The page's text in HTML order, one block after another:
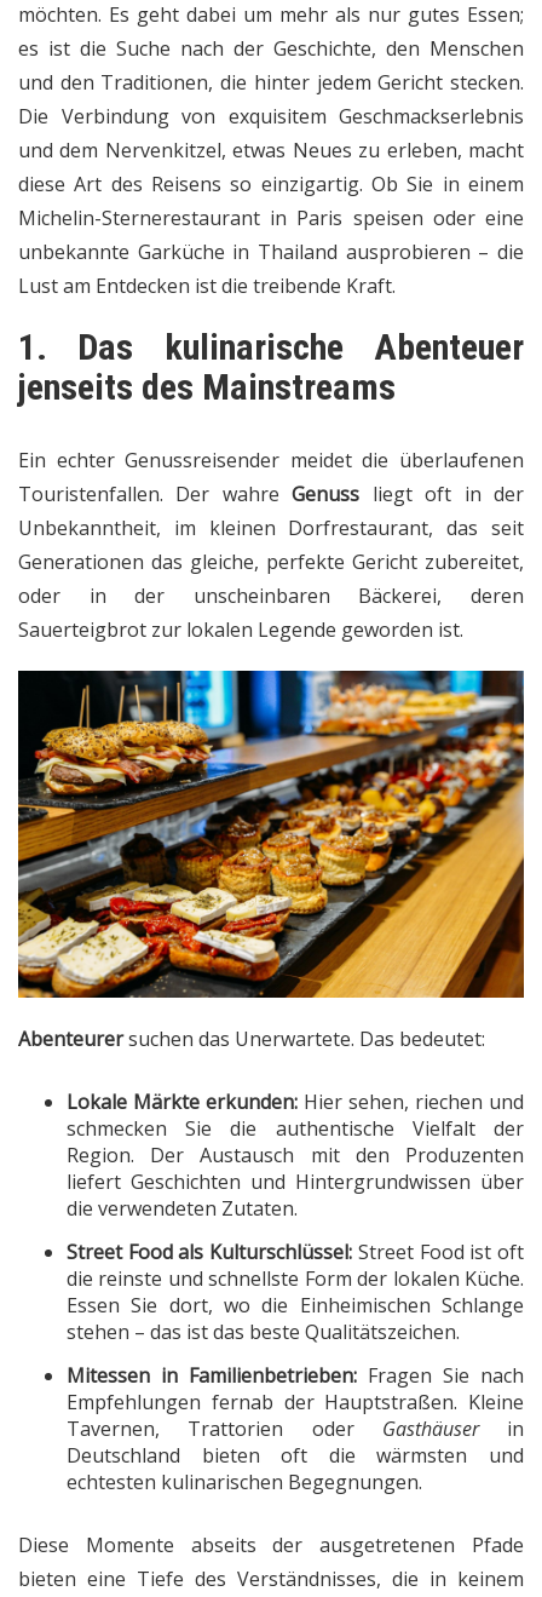
möchten. Es geht dabei um mehr als nur gutes Essen;
es ist die Suche nach der Geschichte, den Menschen
und den Traditionen, die hinter jedem Gericht stecken.
Die Verbindung von exquisitem Geschmackserlebnis
und dem Nervenkitzel, etwas Neues zu erleben, macht
diese Art des Reisens so einzigartig. Ob Sie in einem
Michelin-Sternerestaurant in Paris speisen oder eine
unbekannte Garküche in Thailand ausprobieren – die
Lust am Entdecken ist die treibende Kraft.
1. Das kulinarische Abenteuer
jenseits des Mainstreams
Ein echter Genussreisender meidet die überlaufenen
Touristenfallen. Der wahreGenuss liegt oft in der
Unbekanntheit, im kleinen Dorfrestaurant, das seit
Generationen das gleiche, perfekte Gericht zubereitet,
oder in der unscheinbaren Bäckerei, deren
Sauerteigbrot zur lokalen Legende geworden ist.
Abenteurersuchen das Unerwartete. Das bedeutet:
Lokale Märkte erkunden: Hier sehen, riechen und
schmecken Sie die authentische Vielfalt der
Region. Der Austausch mit den Produzenten
liefert Geschichten und Hintergrundwissen über
die verwendeten Zutaten.
Street Food als Kulturschlüssel: Street Food ist oft
die reinste und schnellste Form der lokalen Küche.
Essen Sie dort, wo die Einheimischen Schlange
stehen – das ist das beste Qualitätszeichen.
Mitessen in Familienbetrieben: Fragen Sie nach
Empfehlungen fernab der Hauptstraßen. Kleine
Tavernen, Trattorien oder Gasthäuserin
Deutschland bieten oft die wärmsten und
echtesten kulinarischen Begegnungen.
Diese Momente abseits der ausgetretenen Pfade
bieten eine Tiefe des Verständnisses, die in keinem